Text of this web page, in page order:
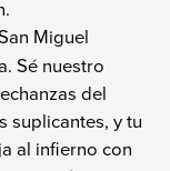
Miguel
Sé nuestro
del
suplicantes, y tu
al infierno con